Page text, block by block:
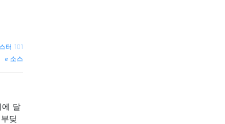
터 101
소스
에 달
딪